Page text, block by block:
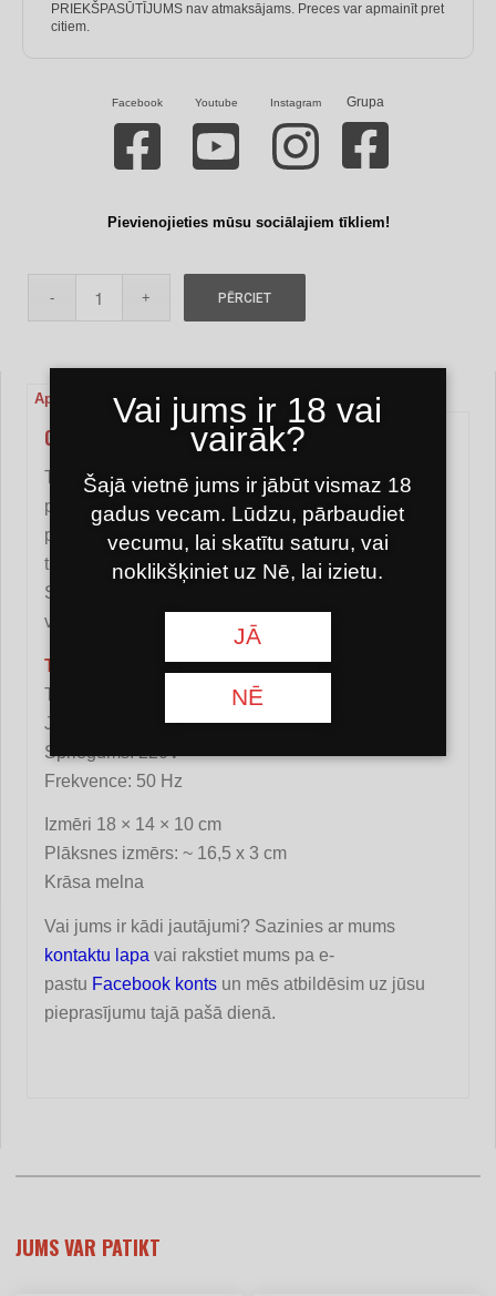
PRIEKŠPASŪTĪJUMS nav atmaksājams. Preces var apmainīt pret
citiem.
Facebook Youtube Instagram Grupa
Pievienojieties mūsu sociālajiem tīkliem!
PĒRCIET
Apraksts Papildu informācija Atsauksmes (0)
CAESAR DABISKĀ OGLEKĻA AIZDEDZINĀTĀJS
Tas palīdzēs ērti uzsildīt ūdenspīpes ogles, drošāk
par citām apkures ierīcēm un ekonomiski,
pateicoties tās 800 w jaudai. Kompakts un viegli
transportējams.
Satur līdz 5-6 oglēm līdz 26 mm. Ogles uzkarsē
vidēji 10-12 minūtēs.
Tehniskie dati:
Termostats: Jā
Jauda: 800 W
Spriegums: 220V
Frekvence: 50 Hz
Izmēri 18 × 14 × 10 cm
Plāksnes izmērs: ~ 16,5 x 3 cm
Krāsa melna
Vai jums ir kādi jautājumi? Sazinies ar mums
kontaktu lapa vai rakstiet mums pa e-
pastu Facebook konts un mēs atbildēsim uz jūsu
pieprasījumu tajā pašā dienā.
JUMS VAR PATIKT
Vai jums ir 18 vai
vairāk?
Šajā vietnē jums ir jābūt vismaz 18
gadus vecam. Lūdzu, pārbaudiet
vecumu, lai skatītu saturu, vai
noklikšķiniet uz Nē, lai izietu.
JĀ
NĒ